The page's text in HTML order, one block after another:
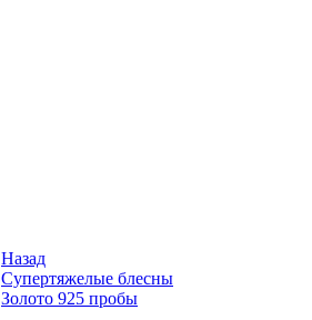
Назад
Супертяжелые блесны
Золото 925 пробы